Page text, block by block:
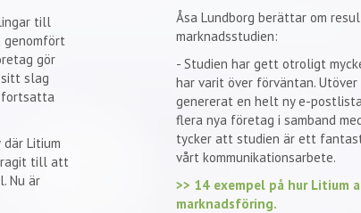
till
genomfört
gör
slag
fortsatta
Litium
till att
Nu är
Åsa Lundborg berättar om
marknadsstudien:
- Studien har gett otroligt
har varit över förväntan.
genererat en helt ny e-
flera nya företag i samband
tycker att studien är ett
vårt kommunikationsarbete.
>> 14 exempel på hur Litium
marknadsföring.